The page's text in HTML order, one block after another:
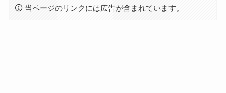
当ページのリンクには広告が含まれています。